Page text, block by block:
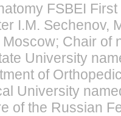
FSBEI
I.M. Sechenov,
Chair of
University
of
University
of the Russian